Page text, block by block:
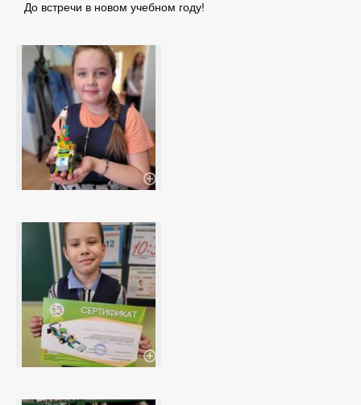
До встречи в новом учебном году!